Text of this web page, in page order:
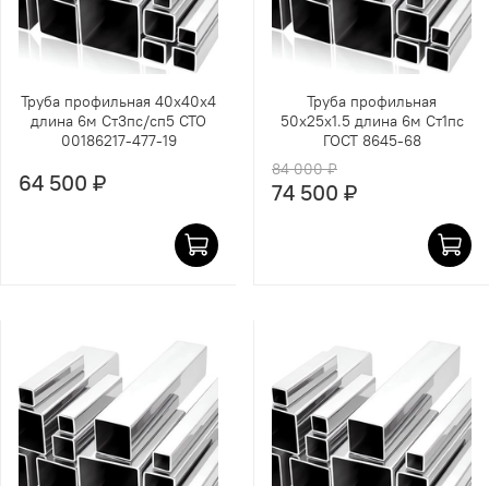
Труба профильная 40х40х4
длина 6м Ст3пс/сп5 СТО
00186217-477-19
64 500 ₽
Труба профильная
50х25х1.5 длина 6м Ст1пс
ГОСТ 8645-68
84 000 ₽
74 500 ₽